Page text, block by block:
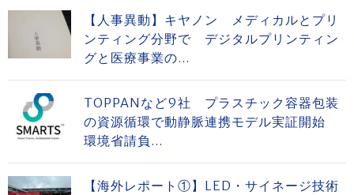
【人事異動】キヤノン メディカルとプリ
ンティング分野で デジタルプリンティン
グと医療事業の...
TOPPANなど9社 プラスチック容器包装
の資源循環で動静脈連携モデル実証開始
環境省請負...
【海外レポート①】LED・サイネージ技術